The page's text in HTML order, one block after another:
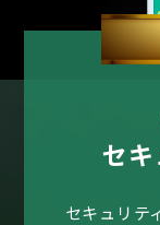
セキ
セキュリテ